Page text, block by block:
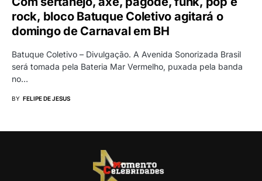
rock, bloco Batuque Coletivo agitará o
domingo de Carnaval em BH
Batuque Coletivo – Divulgação. A Avenida Sonorizada Brasil
será tomada pela Bateria Mar Vermelho, puxada pela banda
no…
BY FELIPE DE JESUS